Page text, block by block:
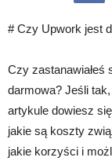
# Czy Upwork jest
Czy zastanawiałeś
darmowa? Jeśli
artykule dowiesz
jakie są koszty
jakie korzyści i